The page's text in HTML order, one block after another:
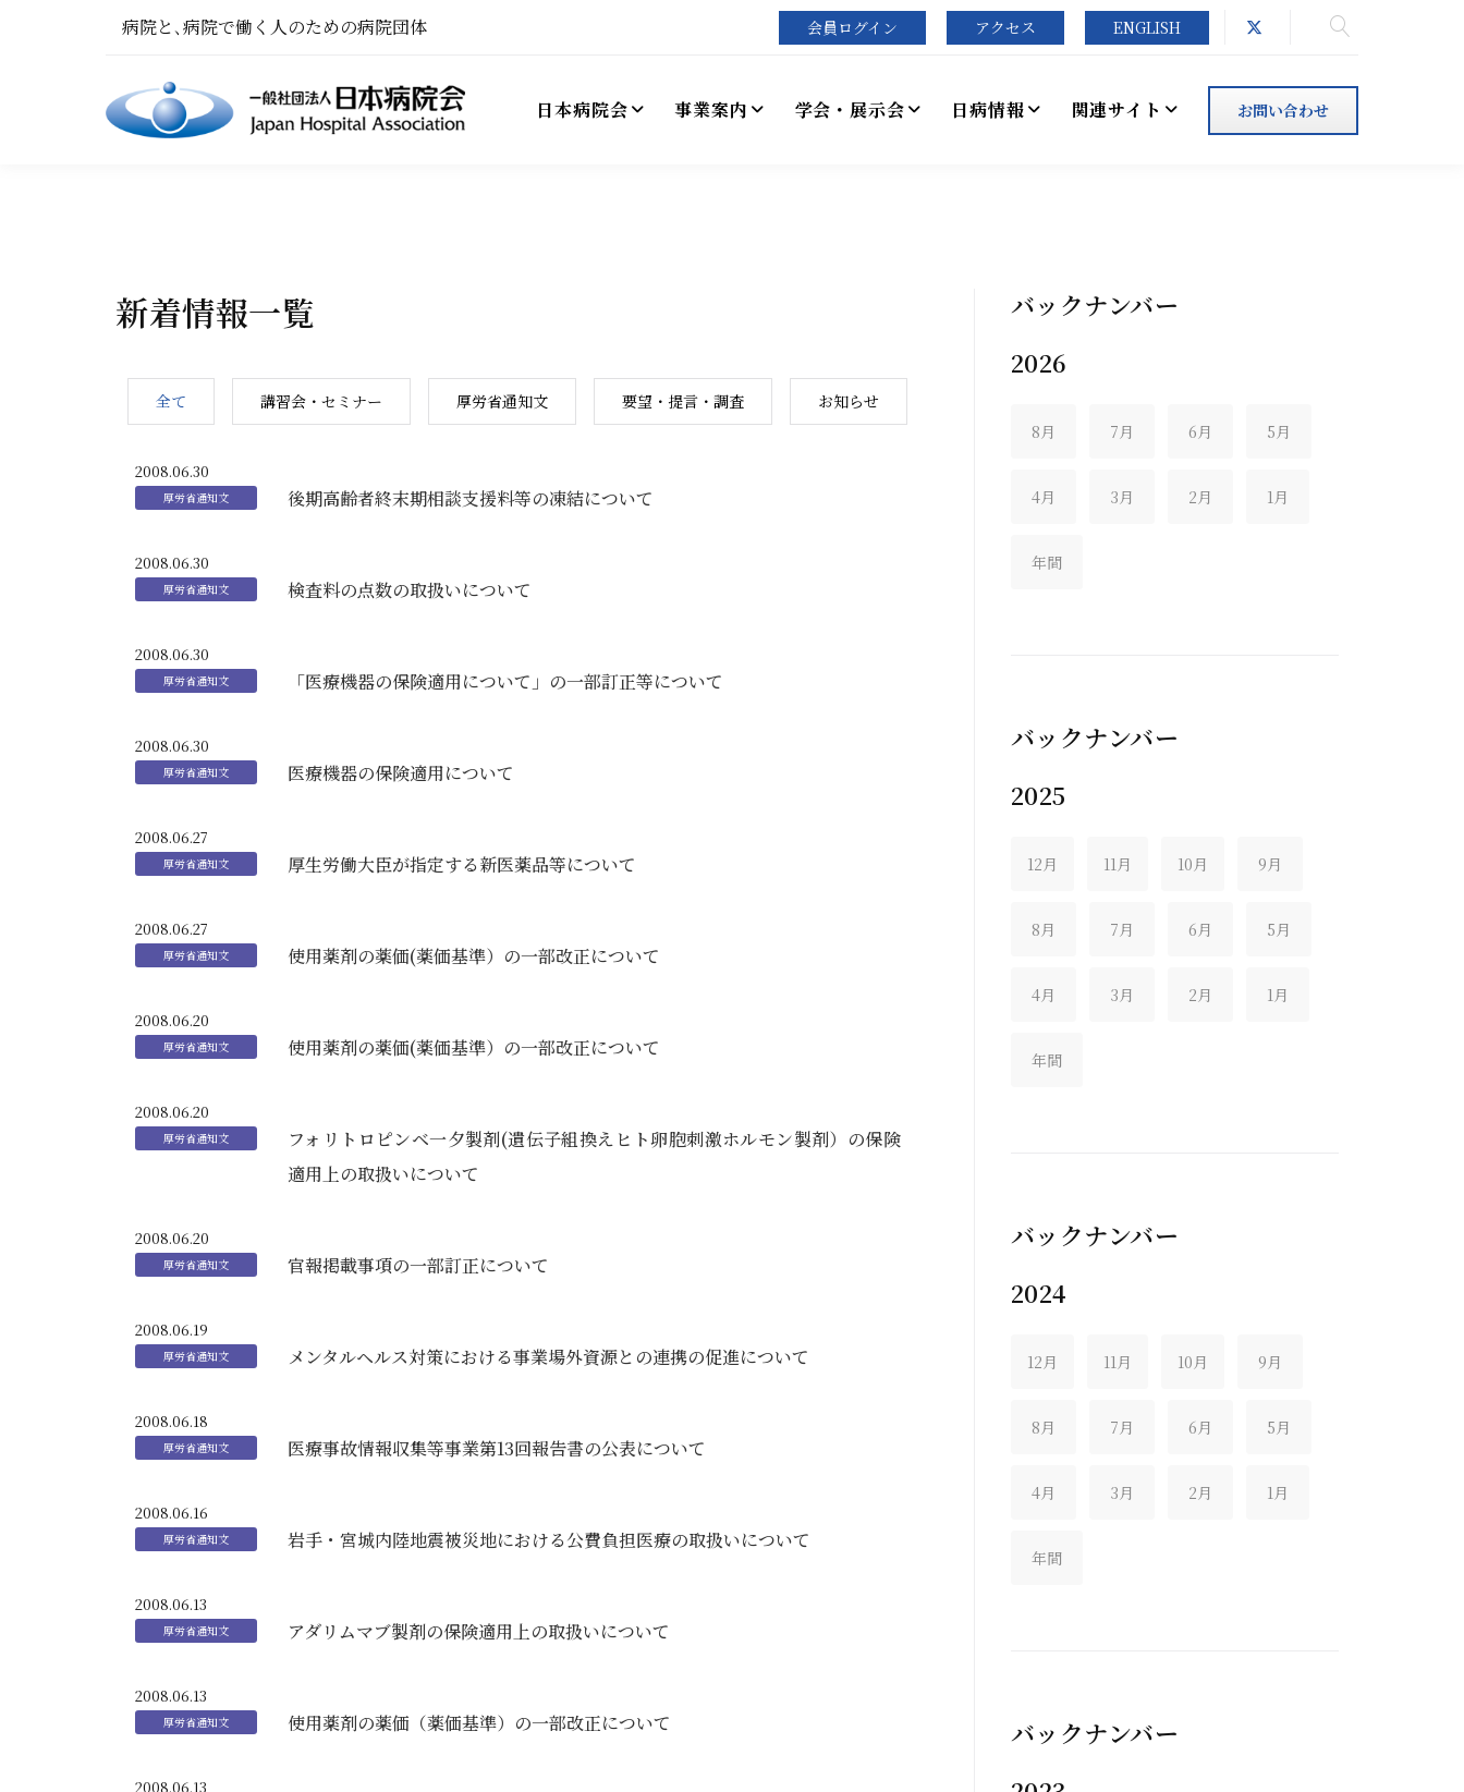
病院と､病院で働く人のための病院団体 会員ログイン アクセス ENGLISH
お問い合わせ
日本病院会 事業案内 学会・展示会 日病情報 関連サイト
新着情報一覧
全て 講習会・セミナー 厚労省通知文 要望・提言・調査 お知らせ
2008.06.30
後期高齢者終末期相談支援料等の凍結について
2008.06.30
検査料の点数の取扱いについて
2008.06.30
「医療機器の保険適用について」の一部訂正等について
2008.06.30
医療機器の保険適用について
2008.06.27
厚生労働大臣が指定する新医薬品等について
2008.06.27
使用薬剤の薬価(薬価基準）の一部改正について
2008.06.20
使用薬剤の薬価(薬価基準）の一部改正について
2008.06.20
フォリトロピンベ一夕製剤(遺伝子組換えヒト卵胞刺激ホルモン製剤）の保険
適用上の取扱いについて
2008.06.20
官報掲載事項の一部訂正について
2008.06.19
メンタルヘルス対策における事業場外資源との連携の促進について
2008.06.18
医療事故情報収集等事業第13回報告書の公表について
2008.06.16
岩手・宮城内陸地震被災地における公費負担医療の取扱いについて
2008.06.13
アダリムマブ製剤の保険適用上の取扱いについて
2008.06.13
使用薬剤の薬価（薬価基準）の一部改正について
2008.06.13
バックナンバー
2026
8月 7月 6月 5月
4月 3月 2月 1月
年間
バックナンバー
2025
12月 11月 10月 9月
8月 7月 6月 5月
4月 3月 2月 1月
年間
バックナンバー
2024
12月 11月 10月 9月
8月 7月 6月 5月
4月 3月 2月 1月
年間
バックナンバー